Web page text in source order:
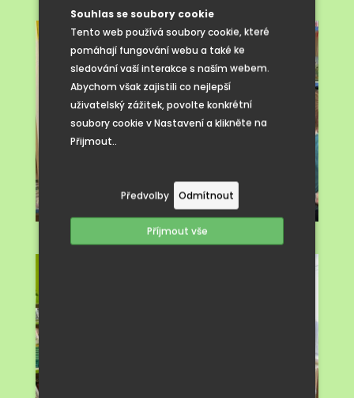
Souhlas se soubory cookie
Tento web používá soubory cookie, které
pomáhají fungování webu a také ke
sledování vaší interakce s naším webem.
Abychom však zajistili co nejlepší
uživatelský zážitek, povolte konkrétní
soubory cookie v Nastavení a klikněte na
Přijmout..
Předvolby Odmítnout
Příjmout vše